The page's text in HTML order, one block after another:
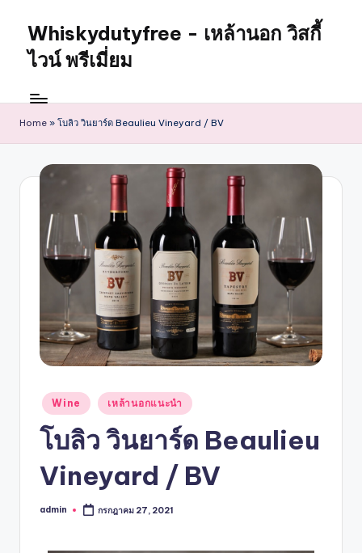
Whiskydutyfree - เหล้านอก วิสกี้
ไวน์ พรีเมี่ยม
Home » โบลิว วินยาร์ด Beaulieu Vineyard / BV
Wine เหล้านอกแนะนำ
โบลิว วินยาร์ด Beaulieu
Vineyard / BV
admin กรกฎาคม 27, 2021